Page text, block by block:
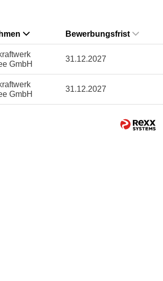
Bewerbungsfrist
GmbH
31.12.2027
GmbH
31.12.2027